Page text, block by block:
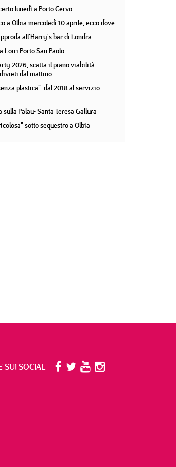
lunedì a Porto Cervo
a Olbia mercoledì 10 aprile, ecco dove
all'Harry's bar di Londra
Loiri Porto San Paolo
2026, scatta il piano viabilità.
dal mattino
plastica": dal 2018 al servizio
Palau- Santa Teresa Gallura
sotto sequestro a Olbia
SUI SOCIAL